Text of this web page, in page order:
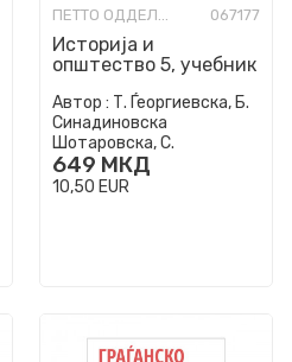
ПЕТТО ОДДЕЛЕНИЕ 067177
Историја и
општество 5, учебник
во основно
образование
Автор : Т. Ѓеоргиевска, Б.
Синадиновска
Шотаровска, С.
Јакимовска, С. Колева, Д.
Јакимовска
649 МКД
10,50 EUR